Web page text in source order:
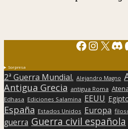
Facebook
X
Sorpresa
2ª Guerra Mundial. Alejandro Magno
Antigua Grecia antigua Roma
Edhasa Ediciones Salamina EEUU
España Estados Unidos Europa
guerra Guerra civil española